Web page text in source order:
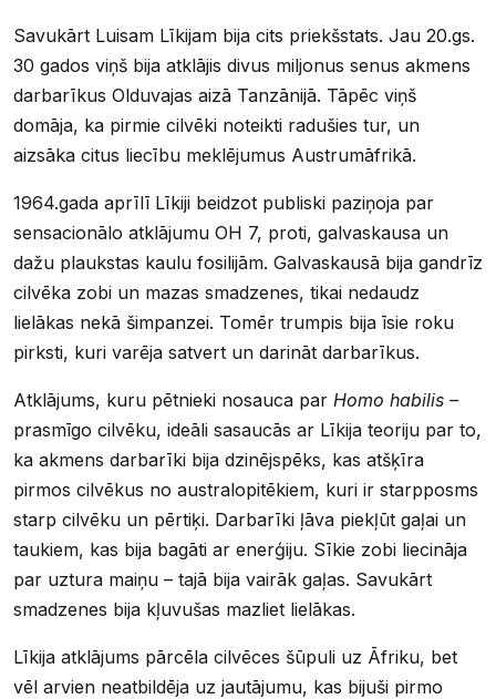
Savukārt Luisam Līkijam bija cits priekšstats. Jau 20.gs.
30 gados viņš bija atklājis divus miljonus senus akmens
darbarīkus Olduvajas aizā Tanzānijā. Tāpēc viņš
domāja, ka pirmie cilvēki noteikti radušies tur, un
aizsāka citus liecību meklējumus Austrumāfrikā.
1964.gada aprīlī Līkiji beidzot publiski paziņoja par
sensacionālo atklājumu OH 7, proti, galvaskausa un
dažu plaukstas kaulu fosilijām. Galvaskausā bija gandrīz
cilvēka zobi un mazas smadzenes, tikai nedaudz
lielākas nekā šimpanzei. Tomēr trumpis bija īsie roku
pirksti, kuri varēja satvert un darināt darbarīkus.
Atklājums, kuru pētnieki nosauca par Homo habilis –
prasmīgo cilvēku, ideāli sasaucās ar Līkija teoriju par to,
ka akmens darbarīki bija dzinējspēks, kas atšķīra
pirmos cilvēkus no australopitēkiem, kuri ir starpposms
starp cilvēku un pērtiķi. Darbarīki ļāva piekļūt gaļai un
taukiem, kas bija bagāti ar enerģiju. Sīkie zobi liecināja
par uztura maiņu – tajā bija vairāk gaļas. Savukārt
smadzenes bija kļuvušas mazliet lielākas.
Līkija atklājums pārcēla cilvēces šūpuli uz Āfriku, bet
vēl arvien neatbildēja uz jautājumu, kas bijuši pirmo